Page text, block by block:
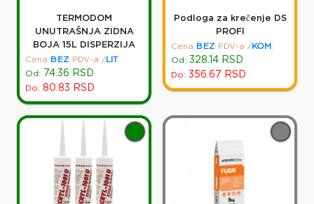
TERMODOM
UNUTRAŠNJA ZIDNA
BOJA 15L DISPERZIJA
Cena
BEZ PDV-a / LIT:
Od:
74.36 RSD
Do: 80.83 RSD
Podloga za krečenje DS
PROFI
Cena
BEZ PDV-a / KOM :
Od: 328.14 RSD
Do: 356.67 RSD